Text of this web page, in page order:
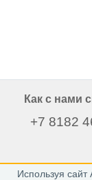
Используя
Как с нами
+7 8182
163020, г.